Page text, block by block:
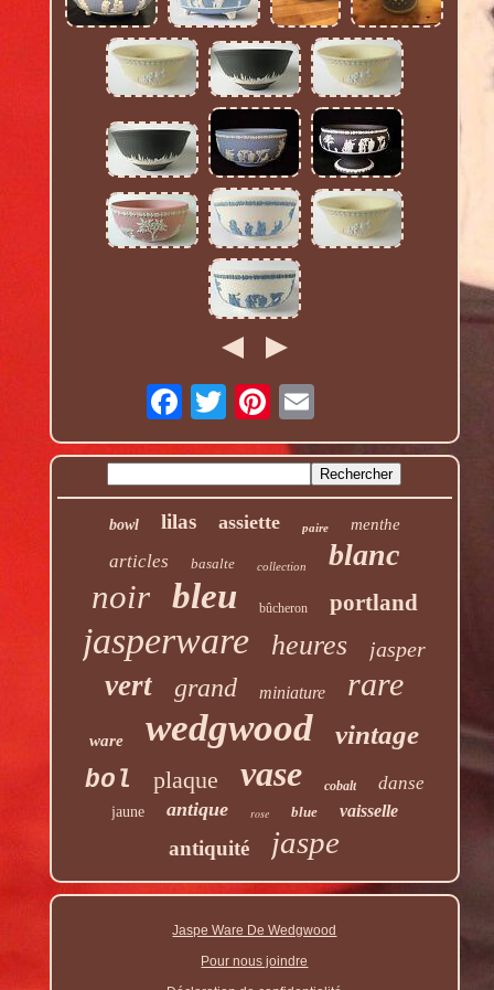
bowl lilas assiette paire menthe
articles basalte collection blanc
noir bleu bûcheron portland
jasperware heures jasper
vert grand miniature rare
ware wedgwood vintage
bol plaque vase cobalt danse
jaune antique rose blue vaisselle
antiquité jaspe
Jaspe Ware De Wedgwood
Pour nous joindre